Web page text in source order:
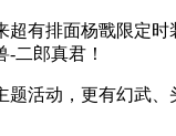
超有排面杨戬限定时
二郎真君！
题活动，更有幻武、